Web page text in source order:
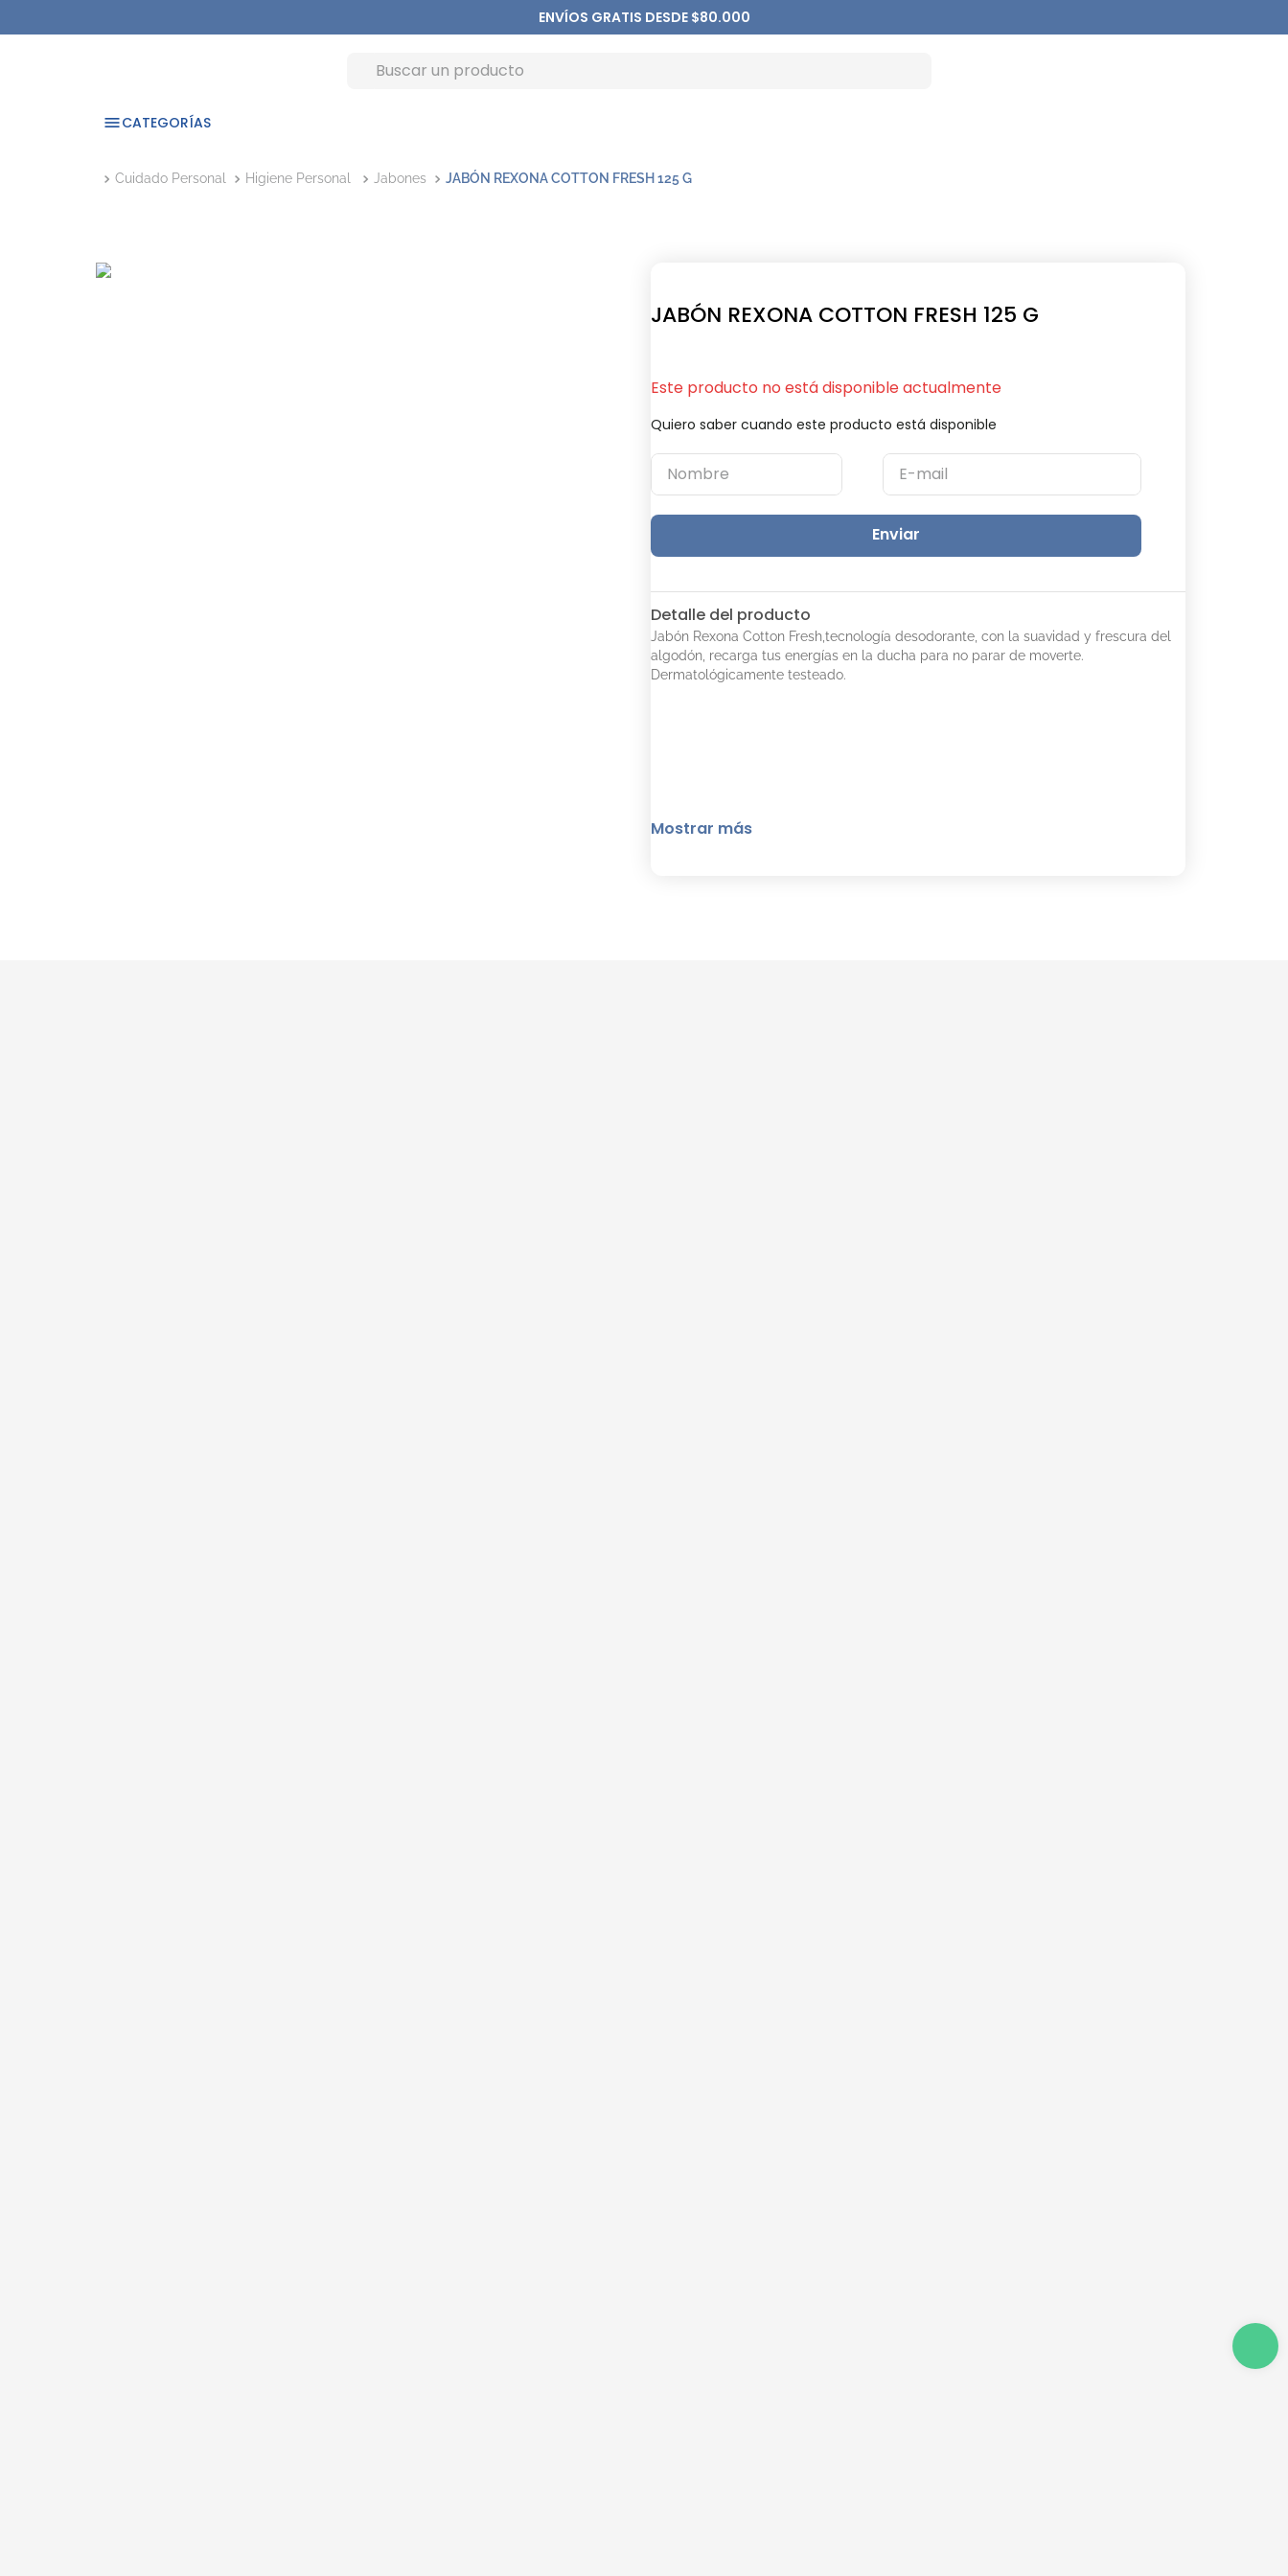
ENVÍOS GRATIS DESDE $80.000
CATEGORÍAS
Cuidado Personal Higiene Personal Jabones JABÓN REXONA COTTON FRESH 125 G
JABÓN REXONA COTTON FRESH 125 G
Este producto no está disponible actualmente
Quiero saber cuando este producto está disponible
Enviar
Detalle del producto
Jabón Rexona Cotton Fresh,tecnología desodorante, con la suavidad y frescura del
algodón, recarga tus energías en la ducha para no parar de moverte.
Dermatológicamente testeado.
Mostrar más